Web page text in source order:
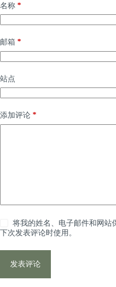
名称 *
邮箱 *
站点
添加评论 *
将我的姓名、电子邮件和网站
下次发表评论时使用。
发表评论